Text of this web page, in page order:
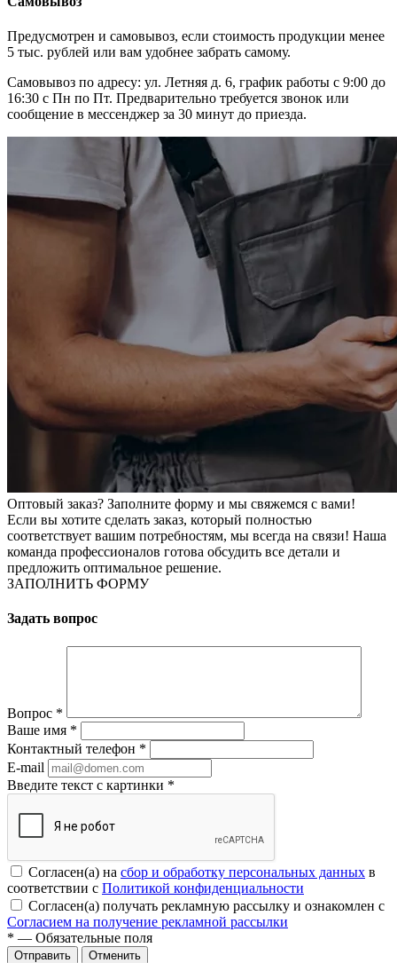
Предусмотрен и самовывоз, если стоимость продукции менее
5 тыс. рублей или вам удобнее забрать самому.
Самовывоз по адресу: ул. Летняя д. 6, график работы с 9:00 до
16:30 с Пн по Пт. Предварительно требуется звонок или
сообщение в мессенджер за 30 минут до приезда.
Оптовый заказ? Заполните форму и мы свяжемся с вами!
Если вы хотите сделать заказ, который полностью
соответствует вашим потребностям, мы всегда на связи! Наша
команда профессионалов готова обсудить все детали и
предложить оптимальное решение.
ЗАПОЛНИТЬ ФОРМУ
Задать вопрос
Вопрос *
Ваше имя *
Контактный телефон *
E-mail
Введите текст с картинки *
Согласен(а) на сбор и обработку персональных данных в
соответствии с Политикой конфиденциальности
Согласен(а) получать рекламную рассылку и ознакомлен с
Согласием на получение рекламной рассылки
* — Обязательные поля
Отменить